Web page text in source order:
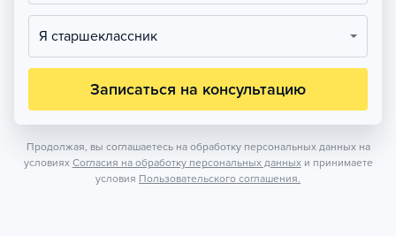
Я старшеклассник
Записаться на консультацию
Продолжая, вы соглашаетесь на обработку персональных данных на
условиях Согласия на обработку персональных данных и принимаете
условия Пользовательского соглашения.